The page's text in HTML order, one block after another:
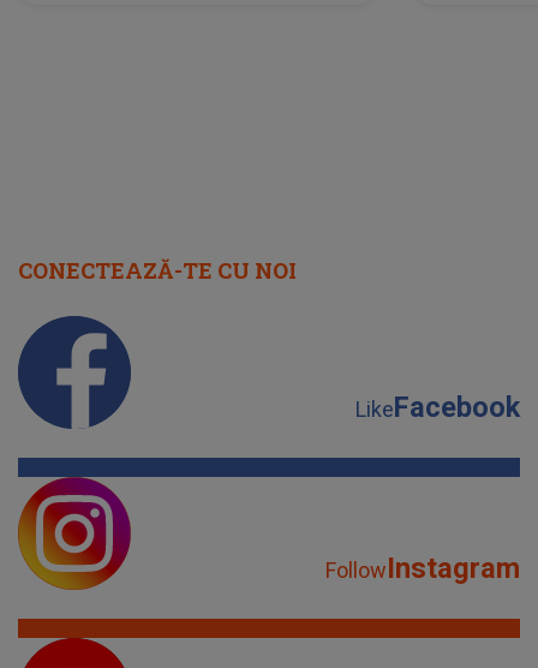
CONECTEAZĂ-TE CU NOI
LikeFacebook
FollowInstagram